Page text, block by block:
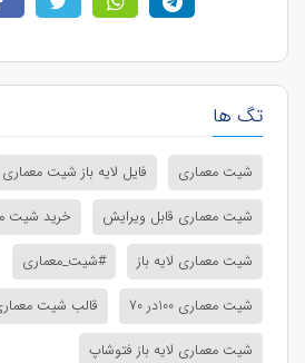
تگ ها
شیت معماری
فایل لایه باز شیت معماری
شیت معماری قابل ویرایش
خرید شیت
شیت معماری لایه باز
#شیت_معماری
شیت معماری 100در 70
قالب شیت
شیت معماری لایه باز فتوشاپ